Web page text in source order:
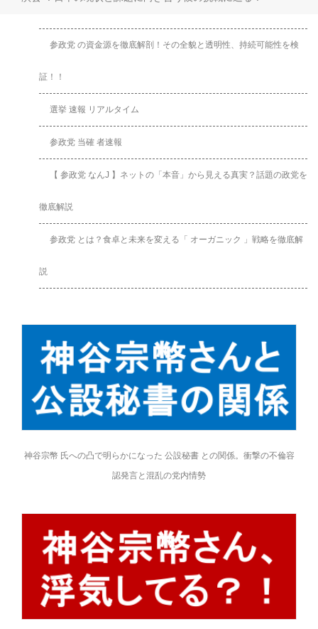
参政党 の資金源を徹底解剖！その全貌と透明性、持続可能性を検
証！！
選挙 速報 リアルタイム
参政党 当確 者速報
【 参政党 なんJ 】ネットの「本音」から見える真実？話題の政党を
徹底解説
参政党 とは？食卓と未来を変える「 オーガニック 」戦略を徹底解
説
神谷宗幣 氏への凸で明らかになった 公設秘書 との関係。衝撃の不倫容
認発言と混乱の党内情勢